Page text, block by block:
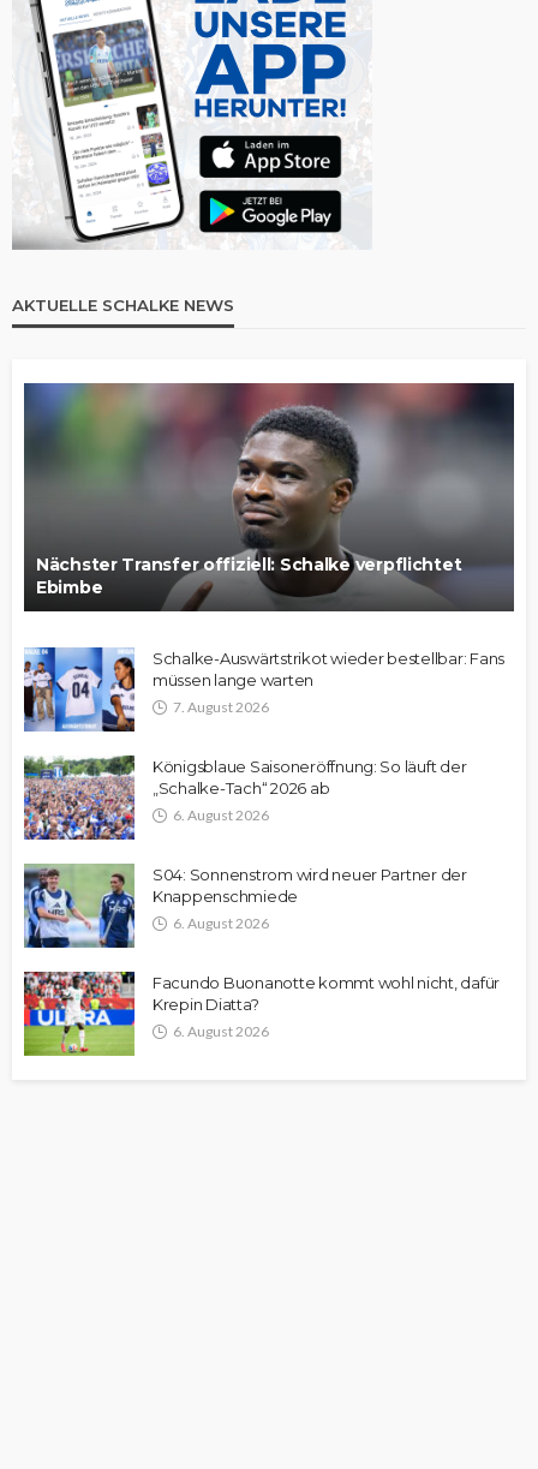
AKTUELLE SCHALKE NEWS
Nächster Transfer offiziell: Schalke verpflichtet
Ebimbe
Schalke-Auswärtstrikot wieder bestellbar: Fans
müssen lange warten
7. August 2026
Königsblaue Saisoneröffnung: So läuft der
„Schalke-Tach“ 2026 ab
6. August 2026
S04: Sonnenstrom wird neuer Partner der
Knappenschmiede
6. August 2026
Facundo Buonanotte kommt wohl nicht, dafür
Krepin Diatta?
6. August 2026